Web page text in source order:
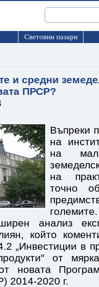
Световни пазари
и средни
ПРСР?
Въпреки
на
на
на
точно
анализ
който
„Инвестиции в
от
новата
2014-2020 г.